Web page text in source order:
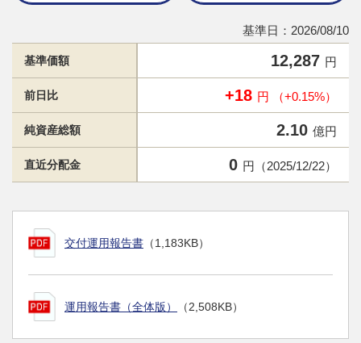
基準日：2026/08/10
基準価額 12,287 円
前日比 +18 円 （+0.15%）
純資産総額 2.10 億円
直近分配金 0 円（2025/12/22）
交付運用報告書 （1,183KB）
運用報告書（全体版） （2,508KB）